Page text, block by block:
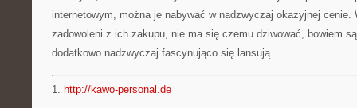
internetowym, można je nabywać w nadzwyczaj okazyjnej
zadowoleni z ich zakupu, nie ma się czemu dziwować, bowiem
dodatkowo nadzwyczaj fascynująco się lansują.
1. http://kawo-personal.de